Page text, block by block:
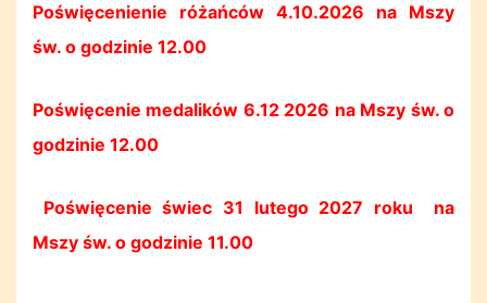
Poświęcenienie różańców 4.10.2026 na Mszy
św. o godzinie 12.00
Poświęcenie medalików 6.12 2026 na Mszy św. o
godzinie 12.00
Poświęcenie świec 31 lutego 2027 roku na
Mszy św. o godzinie 11.00